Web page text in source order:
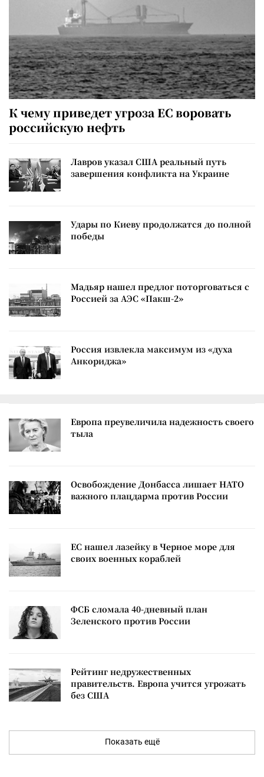
К чему приведет угроза ЕС воровать
российскую нефть
Лавров указал США реальный путь
завершения конфликта на Украине
Удары по Киеву продолжатся до полной
победы
Мадьяр нашел предлог поторговаться с
Россией за АЭС «Пакш-2»
Россия извлекла максимум из «духа
Анкориджа»
Европа преувеличила надежность своего
тыла
Освобождение Донбасса лишает НАТО
важного плацдарма против России
ЕС нашел лазейку в Черное море для
своих военных кораблей
ФСБ сломала 40-дневный план
Зеленского против России
Рейтинг недружественных
правительств. Европа учится угрожать
без США
Показать ещё